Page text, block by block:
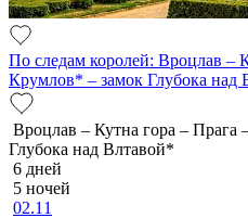
По следам королей: Вроцлав –
Крумлов* – замок Глубока над
Вроцлав – Кутна гора – Прага
Глубока над Влтавой*
6 дней
5 ночей
02.11